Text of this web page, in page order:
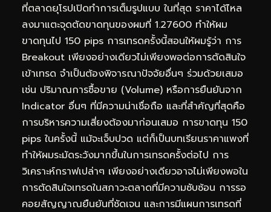
ที่ตลาดยุโรปเปิดทำการเต็มรูปแบบ ในที่สุด ราคาได้ไหล
ลงมาแตะจุดตัดขาดทุนของผมที่ 1.27600 ทำให้ผม
ขาดทุนไป 150 pips การเทรดครั้งนี้สอนให้ผมรู้ว่า การ
Breakout เพียงอย่างเดียวไม่เพียงพอต่อการตัดสินใจ
เข้าเทรด จำเป็นต้องพิจารณาปัจจัยอื่นๆ ร่วมด้วยเสมอ
เช่น ปริมาณการซื้อขาย (Volume) หรือการยืนยันจาก
Indicator อื่นๆ ที่มีความน่าเชื่อถือ และที่สำคัญที่สุดคือ
การบริหารความเสี่ยงต้องมาก่อนเสมอ การขาดทุน 150
pips ในครั้งนี้ แม้จะเจ็บปวด แต่ก็เป็นบทเรียนราคาแพงที่
ทำให้ผมระมัดระวังมากขึ้นในการเทรดครั้งต่อไป การ
วิเคราะห์กราฟเปล่าๆ เพียงอย่างเดียวอาจไม่เพียงพอใน
การตัดสินใจเทรดในสภาวะตลาดที่มีความซับซ้อน การรอ
คอยสัญญาณยืนยันที่ชัดเจน และการมีแผนการเทรดที่